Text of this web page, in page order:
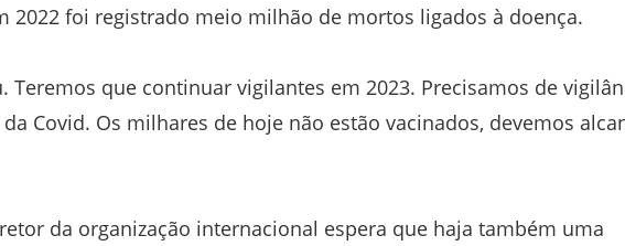
2022 foi registrado meio milhão de mortos ligados à doença.
Teremos que continuar vigilantes em 2023. Precisamos de
Covid. Os milhares de hoje não estão vacinados, devemos
da organização internacional espera que haja também uma